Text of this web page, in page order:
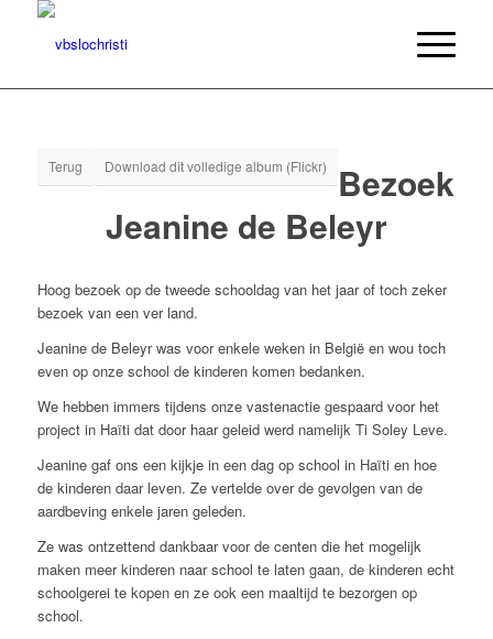
Terug Download dit volledige album (Flickr)
Bezoek
Jeanine de Beleyr
Hoog bezoek op de tweede schooldag van het jaar of toch zeker
bezoek van een ver land.
Jeanine de Beleyr was voor enkele weken in België en wou toch
even op onze school de kinderen komen bedanken.
We hebben immers tijdens onze vastenactie gespaard voor het
project in Haïti dat door haar geleid werd namelijk Ti Soley Leve.
Jeanine gaf ons een kijkje in een dag op school in Haïti en hoe
de kinderen daar leven. Ze vertelde over de gevolgen van de
aardbeving enkele jaren geleden.
Ze was ontzettend dankbaar voor de centen die het mogelijk
maken meer kinderen naar school te laten gaan, de kinderen echt
schoolgerei te kopen en ze ook een maaltijd te bezorgen op
school.